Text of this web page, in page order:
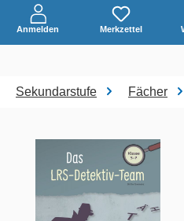
Anmelden Merkzettel
Sekundarstufe Fächer
Bildergalerie überspringen